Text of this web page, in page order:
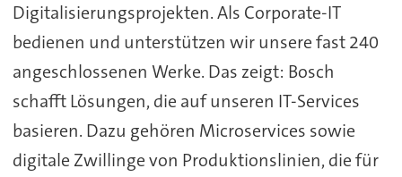
Digitalisierungsprojekten. Als Corporate-IT
bedienen und unterstützen wir unsere fast 240
angeschlossenen Werke. Das zeigt: Bosch
schafft Lösungen, die auf unseren IT-Services
basieren. Dazu gehören Microservices sowie
digitale Zwillinge von Produktionslinien, die für